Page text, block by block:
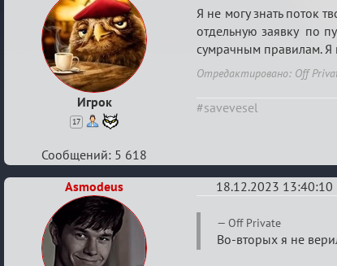
Игрок
17
Re:
Апелляция
по
делу
Я
Асскело,
миров,
Gover
19.11.2023
Я не могу знать поток
отдельную заявку по
сумрачным правилам. Я
Отредактировано: Off
#savevesel
Сообщений: 5 618
Asmodeus
18.12.2023 13:40:10
Re:
Апелляция
Off Private
Во-вторых я не